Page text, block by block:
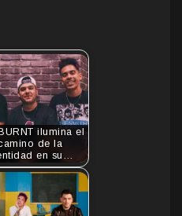
ilumina el
de la
en su…